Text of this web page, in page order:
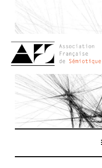
contenu